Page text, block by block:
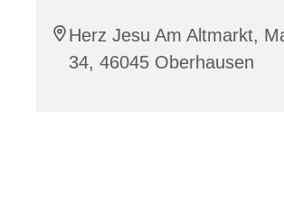
Herz Jesu Am Altmarkt,
34, 46045 Oberhausen